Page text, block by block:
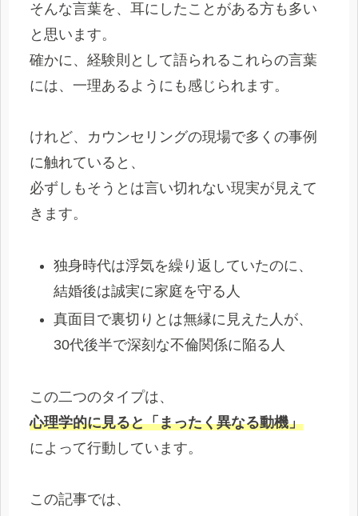
そんな言葉を、耳にしたことがある方も多い
と思います。
確かに、経験則として語られるこれらの言葉
には、一理あるようにも感じられます。
けれど、カウンセリングの現場で多くの事例
に触れていると、
必ずしもそうとは言い切れない現実が見えて
きます。
独身時代は浮気を繰り返していたのに、
結婚後は誠実に家庭を守る人
真面目で裏切りとは無縁に見えた人が、
30代後半で深刻な不倫関係に陥る人
この二つのタイプは、
心理学的に見ると「まったく異なる動機」
によって行動しています。
この記事では、